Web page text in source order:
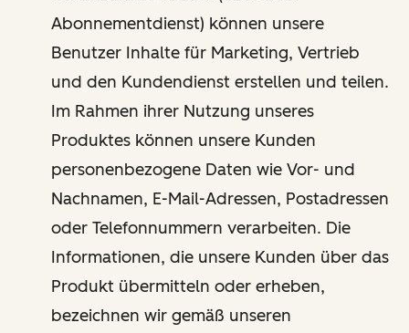
Abonnementdienst) können unsere
Benutzer Inhalte für Marketing, Vertrieb
und den Kundendienst erstellen und teilen.
Im Rahmen ihrer Nutzung unseres
Produktes können unsere Kunden
personenbezogene Daten wie Vor- und
Nachnamen, E-Mail-Adressen, Postadressen
oder Telefonnummern verarbeiten. Die
Informationen, die unsere Kunden über das
Produkt übermitteln oder erheben,
bezeichnen wir gemäß unseren